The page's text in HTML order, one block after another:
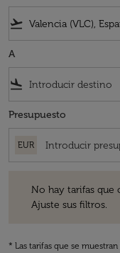
flight_takeoff
A
flight_land
Presupuesto
EUR
No hay tarifas que
Ajuste sus filtros.
* Las tarifas que se